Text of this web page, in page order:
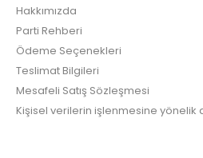
Hakkımızda
Parti Rehberi
Ödeme Seçenekleri
Teslimat Bilgileri
Mesafeli Satış Sözleşmesi
Kişisel verilerin işlenmesine yönelik